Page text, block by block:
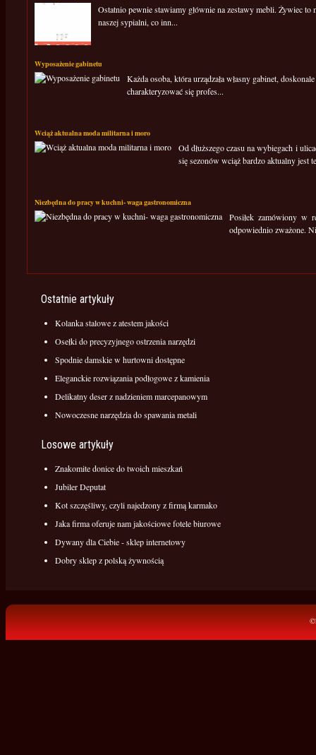
Ostatnio pewnie stawiamy głównie na zestawy mebli. Żywiec
naszej sypialni, co inn...
Wyposażenie gabinetu
Każda osoba, która urządzała własny gabinet,
charakteryzować się profes...
Wciąż aktualna moda militarna i moro
Od dłuższego czasu na wybiegach i
się sezonów wciąż bardzo aktualny jest
Niezbędna do pracy w kuchni- waga gastronomiczna
Posiłek zamówiony w
odpowiednio zważone.
Ostatnie artykuły
Kolanka stalowe z atestem jakości
Osełki do precyzyjnego ostrzenia narzędzi
Spodnie damskie w hurtowni dostępne
Eleganckie rozwiązania podłogowe z kamienia
Delikatny deser z nadzieniem marcepanowym
Nowoczesne narzędzia do spawania metali
Losowe artykuły
Znakomite donice do twoich mieszkań
Jubiler Deputat
Kot szczęśliwy, czyli najedzony z firmą karmako
Jaka firma oferuje nam jakościowe fotele biurowe
Dywany dla Ciebie - sklep internetowy
Dobry sklep z polską żywnością